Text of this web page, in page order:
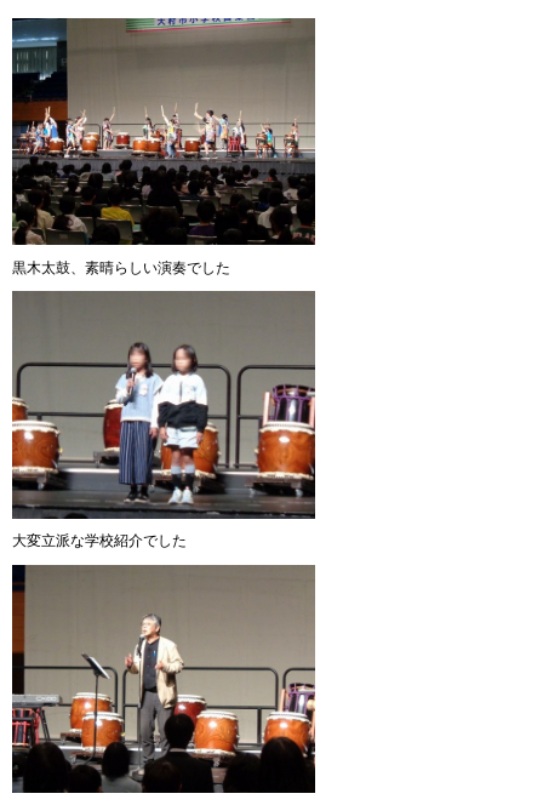
黒木太鼓、素晴らしい演奏でした
大変立派な学校紹介でした